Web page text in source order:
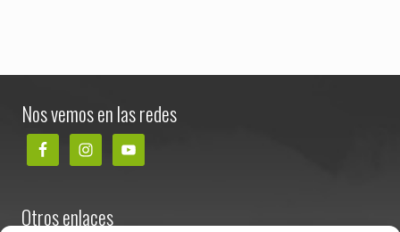
Nos vemos en las redes
Otros enlaces